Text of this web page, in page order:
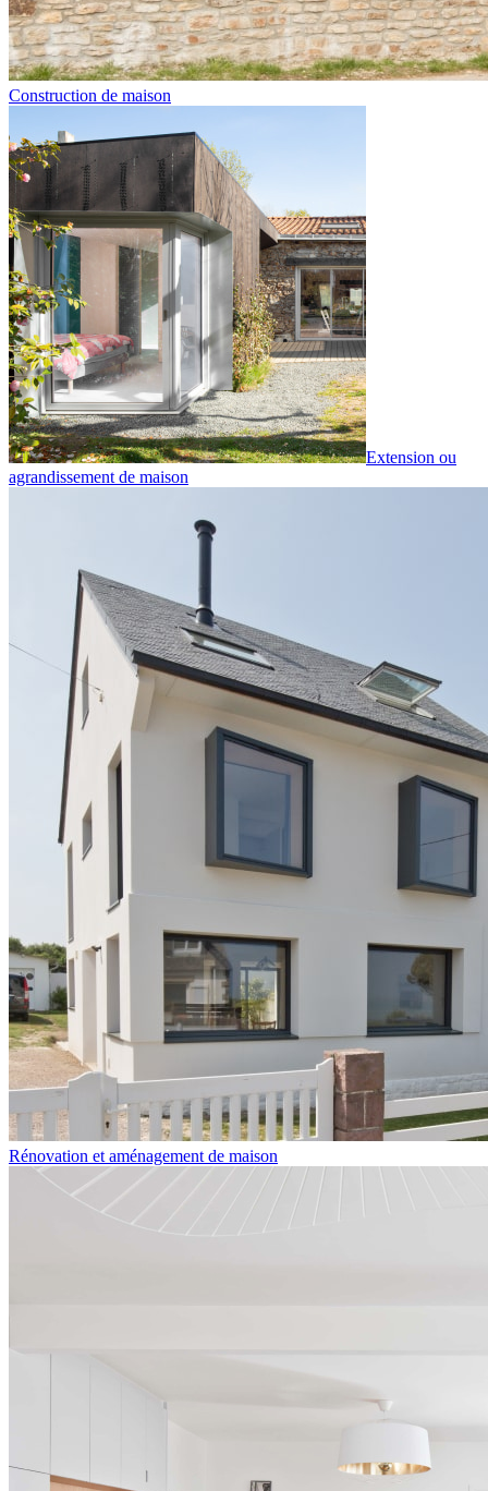
Construction de maison
Extension ou
agrandissement de maison
Rénovation et aménagement de maison